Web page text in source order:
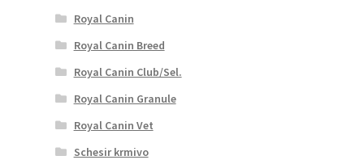
Royal Canin
Royal Canin Breed
Royal Canin Club/Sel.
Royal Canin Granule
Royal Canin Vet
Schesir krmivo